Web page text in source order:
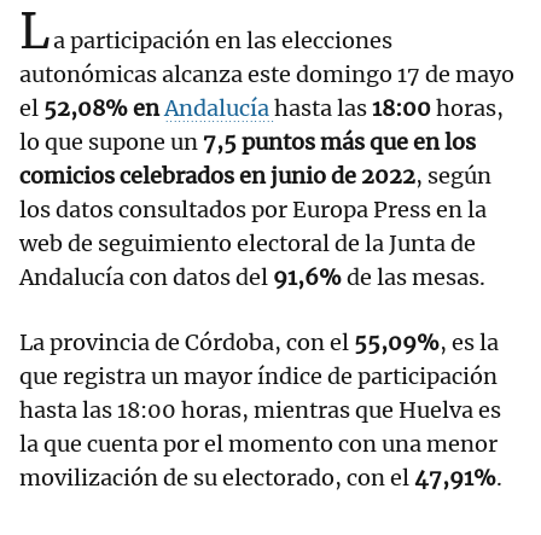
La participación en las elecciones
autonómicas alcanza este domingo 17 de mayo
el 52,08% enAndalucíahasta las18:00horas,
lo que supone un 7,5 puntos más que en los
comicios celebrados en junio de 2022, según
los datos consultados por Europa Press en la
web de seguimiento electoral de la Junta de
Andalucía con datos del 91,6%de las mesas.
La provincia de Córdoba, con el 55,09%, es la
que registra un mayor índice de participación
hasta las 18:00 horas, mientras que Huelva es
la que cuenta por el momento con una menor
movilización de su electorado, con el47,91%.